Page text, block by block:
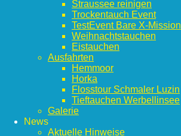
Straussee reinigen
Trockentauch Event
TestEvent Bare X-Mission
Weihnachtstauchen
Eistauchen
Ausfahrten
Hemmoor
Horka
Flosstour Schmaler Luzin
Tieftauchen Werbellinsee
Galerie
News
Aktuelle Hinweise